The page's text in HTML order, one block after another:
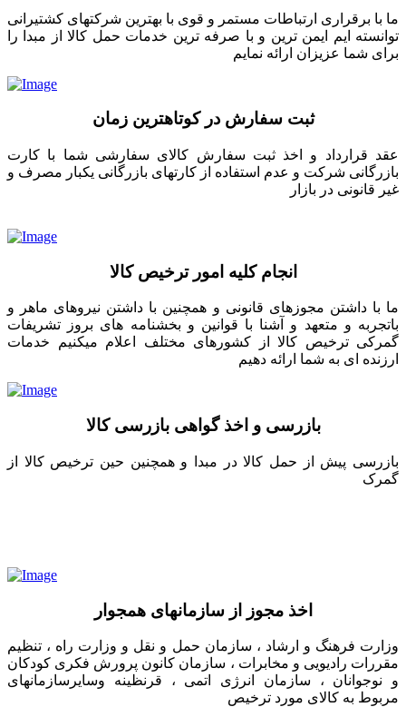
ما با برقراری ارتباطات مستمر و قوی با بهترین شرکتهای کشتیرانی
توانسته ایم ایمن ترین و با صرفه ترین خدمات حمل کالا از مبدا را
برای شما عزیزان ارائه نمایم
ثبت سفارش در کوتاهترین زمان
عقد قرارداد و اخذ ثبت سفارش کالای سفارشی شما با کارت
بازرگانی شرکت و عدم استفاده از کارتهای بازرگانی یکبار مصرف و
غیر قانونی در بازار
انجام کلیه امور ترخیص کالا
ما با داشتن مجوزهای قانونی و همچنین با داشتن نیروهای ماهر و
باتجربه و متعهد و آشنا با قوانین و بخشنامه های بروز تشریفات
گمرکی ترخیص کالا از کشورهای مختلف اعلام میکنیم خدمات
ارزنده ای به شما ارائه دهیم
بازرسی و اخذ گواهی بازرسی کالا
بازرسی پیش از حمل کالا در مبدا و همچنین حین ترخیص کالا از
گمرک
اخذ مجوز از سازمانهای همجوار
وزارت فرهنگ و ارشاد ، سازمان حمل و نقل و وزارت راه ، تنظیم
مقررات رادیویی و مخابرات ، سازمان کانون پرورش فکری کودکان
و نوجوانان ، سازمان انرژی اتمی ، قرنظینه وسایرسازمانهای
مربوط به کالای مورد ترخیص